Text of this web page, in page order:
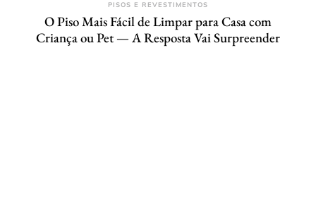
PISOS E REVESTIMENTOS
O Piso Mais Fácil de Limpar para Casa com
Criança ou Pet — A Resposta Vai Surpreender